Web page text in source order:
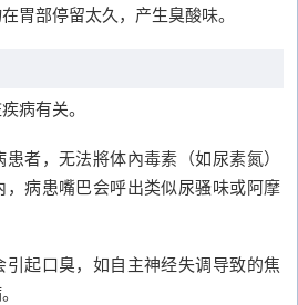
胃部停留太久，产生臭酸味。
病有关。
者，无法將体內毒素（如尿素氮）
病患嘴巴会呼出类似尿骚味或阿摩
起口臭，如自主神经失调导致的焦